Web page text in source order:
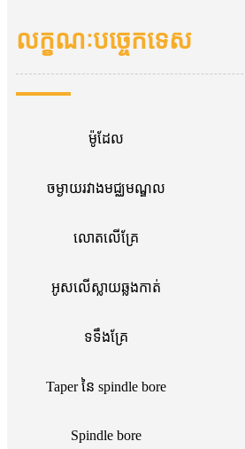
លក្ខណៈបច្ចេកទេស
ម៉ូដែល
ចម្ងាយរវាងមជ្ឈមណ្ឌល
លោតលើគ្រែ
អូសលើស្លាយឆ្លងកាត់
ទទឹងគ្រែ
Taper នៃ spindle bore
Spindle bore